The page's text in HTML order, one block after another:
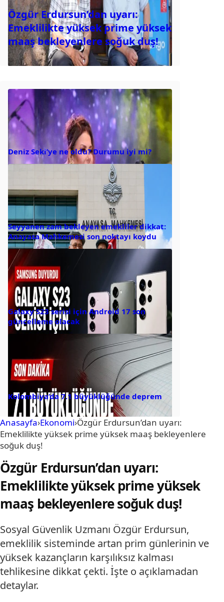
Özgür Erdursun’dan uyarı:
Emeklilikte yüksek prime yüksek
maaş bekleyenlere soğuk duş!
Deniz Seki’ye ne oldu? Durumu iyi mi?
Seyyanen zam bekleyen emekliler dikkat:
Anayasa Mahkemesi son noktayı koydu
Galaxy S23 serisi için Android 17 son
güncelleme olacak
Kolombiya’da 7.1 büyüklüğünde deprem
Anasayfa›Ekonomi›Özgür Erdursun’dan uyarı:
Emeklilikte yüksek prime yüksek maaş bekleyenlere
soğuk duş!
Özgür Erdursun’dan uyarı:
Emeklilikte yüksek prime yüksek
maaş bekleyenlere soğuk duş!
Sosyal Güvenlik Uzmanı Özgür Erdursun,
emeklilik sisteminde artan prim günlerinin ve
yüksek kazançların karşılıksız kalması
tehlikesine dikkat çekti. İşte o açıklamadan
detaylar.